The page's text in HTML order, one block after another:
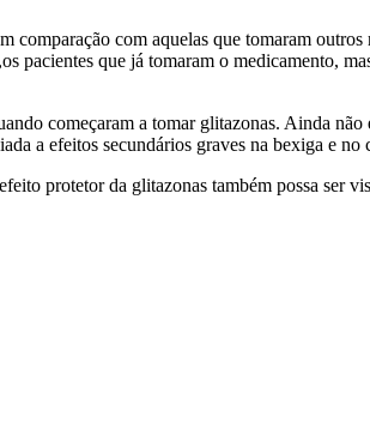
comparação com aquelas que tomaram
pacientes que já tomaram o medicamento,
começaram a tomar glitazonas. Ainda
a efeitos secundários graves na bexiga e no
protetor da glitazonas também possa ser